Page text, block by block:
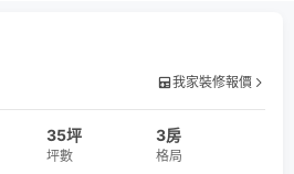
我家裝修報價
35坪
坪數
3房
格局